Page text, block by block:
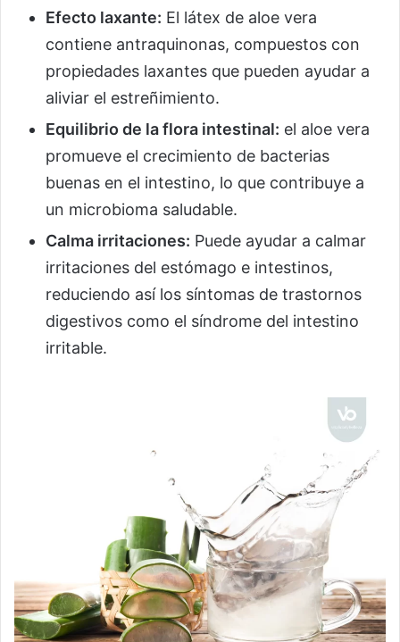
Efecto laxante: El látex de aloe vera
contiene antraquinonas, compuestos con
propiedades laxantes que pueden ayudar a
aliviar el estreñimiento.
Equilibrio de la flora intestinal: el aloe vera
promueve el crecimiento de bacterias
buenas en el intestino, lo que contribuye a
un microbioma saludable.
Calma irritaciones: Puede ayudar a calmar
irritaciones del estómago e intestinos,
reduciendo así los síntomas de trastornos
digestivos como el síndrome del intestino
irritable.